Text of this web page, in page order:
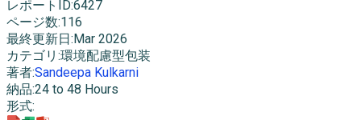
レポートID:6427
ページ数:116
最終更新日 : Mar 2026
カテゴリ :環境配慮型包装
著者:Sandeepa Kulkarni
納品:24 to 48 Hours
形式: